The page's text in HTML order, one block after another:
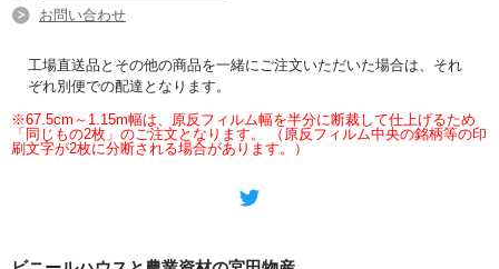
お問い合わせ
工場直送品とその他の商品を一緒にご注文いただいた場合は、それ
ぞれ別便での配達となります。
※67.5cm～1.15m幅は、原反フィルム幅を半分に断裁して仕上げるため
「同じもの2枚」のご注文となります。 （原反フィルム中央の銘柄等の印
刷文字が2枚に分断される場合があります。）